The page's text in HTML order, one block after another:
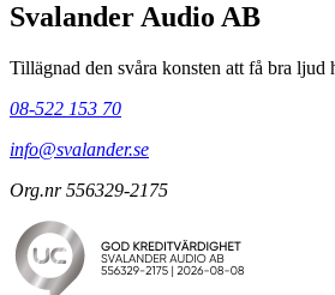
Svalander Audio AB
Tillägnad den svåra konsten att få bra ljud
08-522 153 70
info@svalander.se
Org.nr 556329-2175